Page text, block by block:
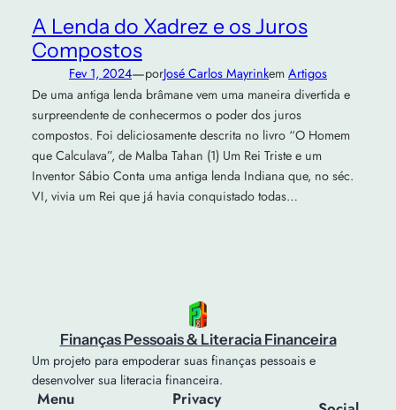
A Lenda do Xadrez e os Juros
Compostos
Fev 1, 2024—porJosé Carlos Mayrinkem Artigos
De uma antiga lenda brâmane vem uma maneira divertida e
surpreendente de conhecermos o poder dos juros
compostos. Foi deliciosamente descrita no livro “O Homem
que Calculava”, de Malba Tahan (1) Um Rei Triste e um
Inventor Sábio Conta uma antiga lenda Indiana que, no séc.
VI, vivia um Rei que já havia conquistado todas…
Finanças Pessoais & Literacia Financeira
Um projeto para empoderar suas finanças pessoais e
desenvolver sua literacia financeira.
Menu Privacy